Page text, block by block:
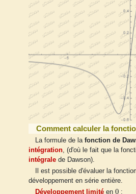
Comment calculer la
La formule de la fonction de
intégration , (d'où le fait que la
intégrale de Dawson).
Il est possible d'évaluer la
développement en série entière.
Développement limitéen 0
0: